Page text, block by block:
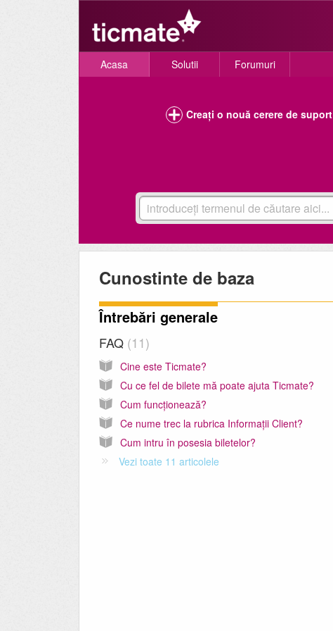
Acasa Solutii Forumuri
Creați o nouă cerere de suport
Cunostinte de baza
Întrebări generale
FAQ 11
Cine este Ticmate?
Cu ce fel de bilete mă poate ajuta Ticmate?
Cum funcționează?
Ce nume trec la rubrica Informații Client?
Cum intru în posesia biletelor?
Vezi toate 11 articolele